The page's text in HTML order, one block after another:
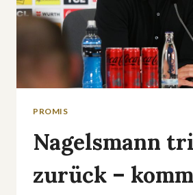
PROMIS
Nagelsmann
zurück –